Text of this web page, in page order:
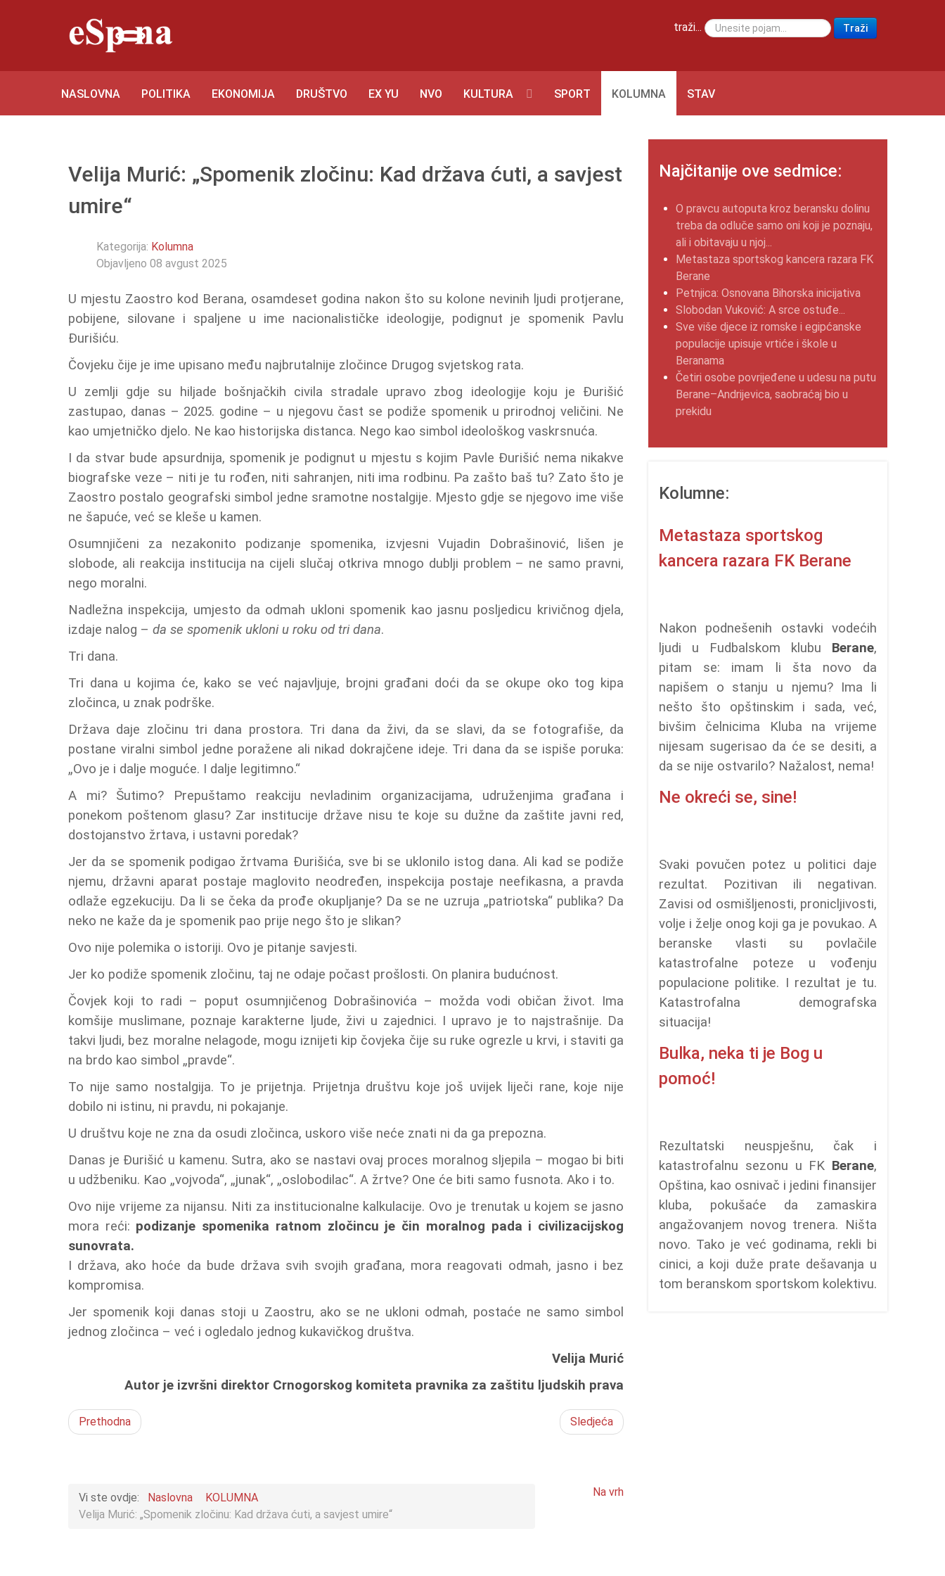
traži... Traži
NASLOVNA POLITIKA EKONOMIJA DRUŠTVO EX YU NVO KULTURA SPORT KOLUMNA STAV
Velija Murić: „Spomenik zločinu: Kad država ćuti, a savjest
umire“
Kategorija: Kolumna
Objavljeno 08 avgust 2025
U mjestu Zaostro kod Berana, osamdeset godina nakon što su kolone nevinih ljudi protjerane,
pobijene, silovane i spaljene u ime nacionalističke ideologije, podignut je spomenik Pavlu
Đurišiću.
Čovjeku čije je ime upisano među najbrutalnije zločince Drugog svjetskog rata.
U zemlji gdje su hiljade bošnjačkih civila stradale upravo zbog ideologije koju je Đurišić
zastupao, danas – 2025. godine – u njegovu čast se podiže spomenik u prirodnoj veličini. Ne
kao umjetničko djelo. Ne kao historijska distanca. Nego kao simbol ideološkog vaskrsnuća.
I da stvar bude apsurdnija, spomenik je podignut u mjestu s kojim Pavle Đurišić nema nikakve
biografske veze – niti je tu rođen, niti sahranjen, niti ima rodbinu. Pa zašto baš tu? Zato što je
Zaostro postalo geografski simbol jedne sramotne nostalgije. Mjesto gdje se njegovo ime više
ne šapuće, već se kleše u kamen.
Osumnjičeni za nezakonito podizanje spomenika, izvjesni Vujadin Dobrašinović, lišen je
slobode, ali reakcija institucija na cijeli slučaj otkriva mnogo dublji problem – ne samo pravni,
nego moralni.
Nadležna inspekcija, umjesto da odmah ukloni spomenik kao jasnu posljedicu krivičnog djela,
izdaje nalog – da se spomenik ukloni u roku od tri dana.
Tri dana.
Tri dana u kojima će, kako se već najavljuje, brojni građani doći da se okupe oko tog kipa
zločinca, u znak podrške.
Država daje zločinu tri dana prostora. Tri dana da živi, da se slavi, da se fotografiše, da
postane viralni simbol jedne poražene ali nikad dokrajčene ideje. Tri dana da se ispiše poruka:
„Ovo je i dalje moguće. I dalje legitimno.“
A mi? Šutimo? Prepuštamo reakciju nevladinim organizacijama, udruženjima građana i
ponekom poštenom glasu? Zar institucije države nisu te koje su dužne da zaštite javni red,
dostojanstvo žrtava, i ustavni poredak?
Jer da se spomenik podigao žrtvama Đurišića, sve bi se uklonilo istog dana. Ali kad se podiže
njemu, državni aparat postaje maglovito neodređen, inspekcija postaje neefikasna, a pravda
odlaže egzekuciju. Da li se čeka da prođe okupljanje? Da se ne uzruja „patriotska“ publika? Da
neko ne kaže da je spomenik pao prije nego što je slikan?
Ovo nije polemika o istoriji. Ovo je pitanje savjesti.
Jer ko podiže spomenik zločinu, taj ne odaje počast prošlosti. On planira budućnost.
Čovjek koji to radi – poput osumnjičenog Dobrašinovića – možda vodi običan život. Ima
komšije muslimane, poznaje karakterne ljude, živi u zajednici. I upravo je to najstrašnije. Da
takvi ljudi, bez moralne nelagode, mogu iznijeti kip čovjeka čije su ruke ogrezle u krvi, i staviti ga
na brdo kao simbol „pravde“.
To nije samo nostalgija. To je prijetnja. Prijetnja društvu koje još uvijek liječi rane, koje nije
dobilo ni istinu, ni pravdu, ni pokajanje.
U društvu koje ne zna da osudi zločinca, uskoro više neće znati ni da ga prepozna.
Danas je Đurišić u kamenu. Sutra, ako se nastavi ovaj proces moralnog sljepila – mogao bi biti
u udžbeniku. Kao „vojvoda“, „junak“, „oslobodilac“. A žrtve? One će biti samo fusnota. Ako i to.
Ovo nije vrijeme za nijansu. Niti za institucionalne kalkulacije. Ovo je trenutak u kojem se jasno
mora reći: podizanje spomenika ratnom zločincu je čin moralnog pada i civilizacijskog
sunovrata.
I država, ako hoće da bude država svih svojih građana, mora reagovati odmah, jasno i bez
kompromisa.
Jer spomenik koji danas stoji u Zaostru, ako se ne ukloni odmah, postaće ne samo simbol
jednog zločinca – već i ogledalo jednog kukavičkog društva.
Velija Murić
Autor je izvršni direktor Crnogorskog komiteta pravnika za zaštitu ljudskih prava
Prethodna Sledjeća
Vi ste ovdje: Naslovna
KOLUMNA
Velija Murić: „Spomenik zločinu: Kad država ćuti, a savjest umire“
Na vrh
Najčitanije ove sedmice:
O pravcu autoputa kroz beransku dolinu
treba da odluče samo oni koji je poznaju,
ali i obitavaju u njoj...
Metastaza sportskog kancera razara FK
Berane
Petnjica: Osnovana Bihorska inicijativa
Slobodan Vuković: A srce ostuđe...
Sve više djece iz romske i egipćanske
populacije upisuje vrtiće i škole u
Beranama
Četiri osobe povrijeđene u udesu na putu
Berane–Andrijevica, saobraćaj bio u
prekidu
Kolumne:
Metastaza sportskog
kancera razara FK Berane
Nakon podnešenih ostavki vodećih
ljudi u Fudbalskom klubu Berane,
pitam se: imam li šta novo da
napišem o stanju u njemu? Ima li
nešto što opštinskim i sada, već,
bivšim čelnicima Kluba na vrijeme
nijesam sugerisao da će se desiti, a
da se nije ostvarilo? Nažalost, nema!
Ne okreći se, sine!
Svaki povučen potez u politici daje
rezultat. Pozitivan ili negativan.
Zavisi od osmišljenosti, pronicljivosti,
volje i želje onog koji ga je povukao. A
beranske vlasti su povlačile
katastrofalne poteze u vođenju
populacione politike. I rezultat je tu.
Katastrofalna demografska
situacija!
Bulka, neka ti je Bog u
pomoć!
Rezultatski neuspješnu, čak i
katastrofalnu sezonu u FK Berane,
Opština, kao osnivač i jedini finansijer
kluba, pokušaće da zamaskira
angažovanjem novog trenera. Ništa
novo. Tako je već godinama, rekli bi
cinici, a koji duže prate dešavanja u
tom beranskom sportskom kolektivu.